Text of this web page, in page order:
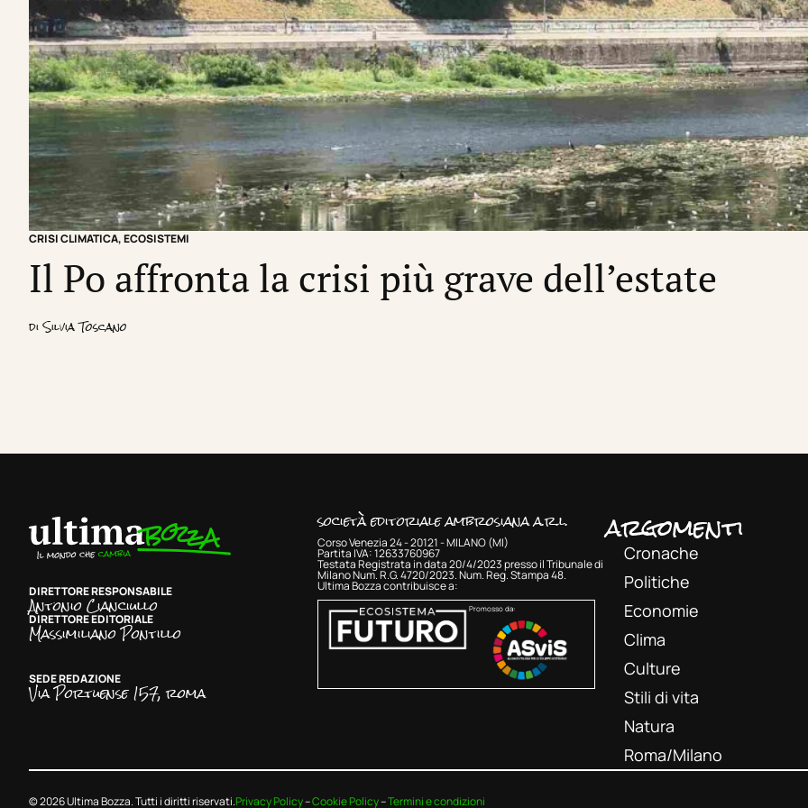
CRISI CLIMATICA,ECOSISTEMI
Il Po affronta la crisi più grave dell’estate
diSilvia Toscano
DIRETTORE RESPONSABILE
Antonio Cianciullo
DIRETTORE EDITORIALE
Massimiliano Pontillo
SEDE REDAZIONE
Via Portuense 157, roma
società editoriale ambrosiana a.r.l.
Corso Venezia 24 - 20121 - MILANO (MI)
Partita IVA: 12633760967
Testata Registrata in data 20/4/2023 presso il Tribunale di
Milano Num. R.G. 4720/2023. Num. Reg. Stampa 48.
Ultima Bozza contribuisce a:
Promosso da:
argomenti
Cronache
Politiche
Economie
Clima
Culture
Stili di vita
Natura
Roma/Milano
© 2026 Ultima Bozza. Tutti i diritti riservati.Privacy Policy–Cookie Policy–Termini e condizioni